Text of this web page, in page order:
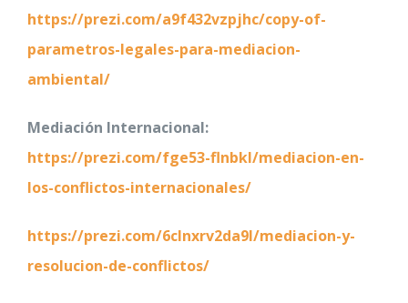
https://prezi.com/a9f432vzpjhc/copy-of-
parametros-legales-para-mediacion-
ambiental/
Mediación Internacional:
https://prezi.com/fge53-flnbkl/mediacion-en-
los-conflictos-internacionales/
https://prezi.com/6clnxrv2da9l/mediacion-y-
resolucion-de-conflictos/